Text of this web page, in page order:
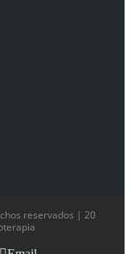
reservados | 20